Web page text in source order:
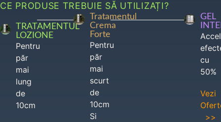
CE PRODUSE TREBUIE SĂ UTILIZAȚI?
TRATAMENTUL
LOZIONE
Pentru
păr
mai
lung
de
10cm
Tratamentul
Crema
Forte
Pentru
păr
mai
scurt
de
10cm
Si
GEL
cu
50%
Vezi
>>